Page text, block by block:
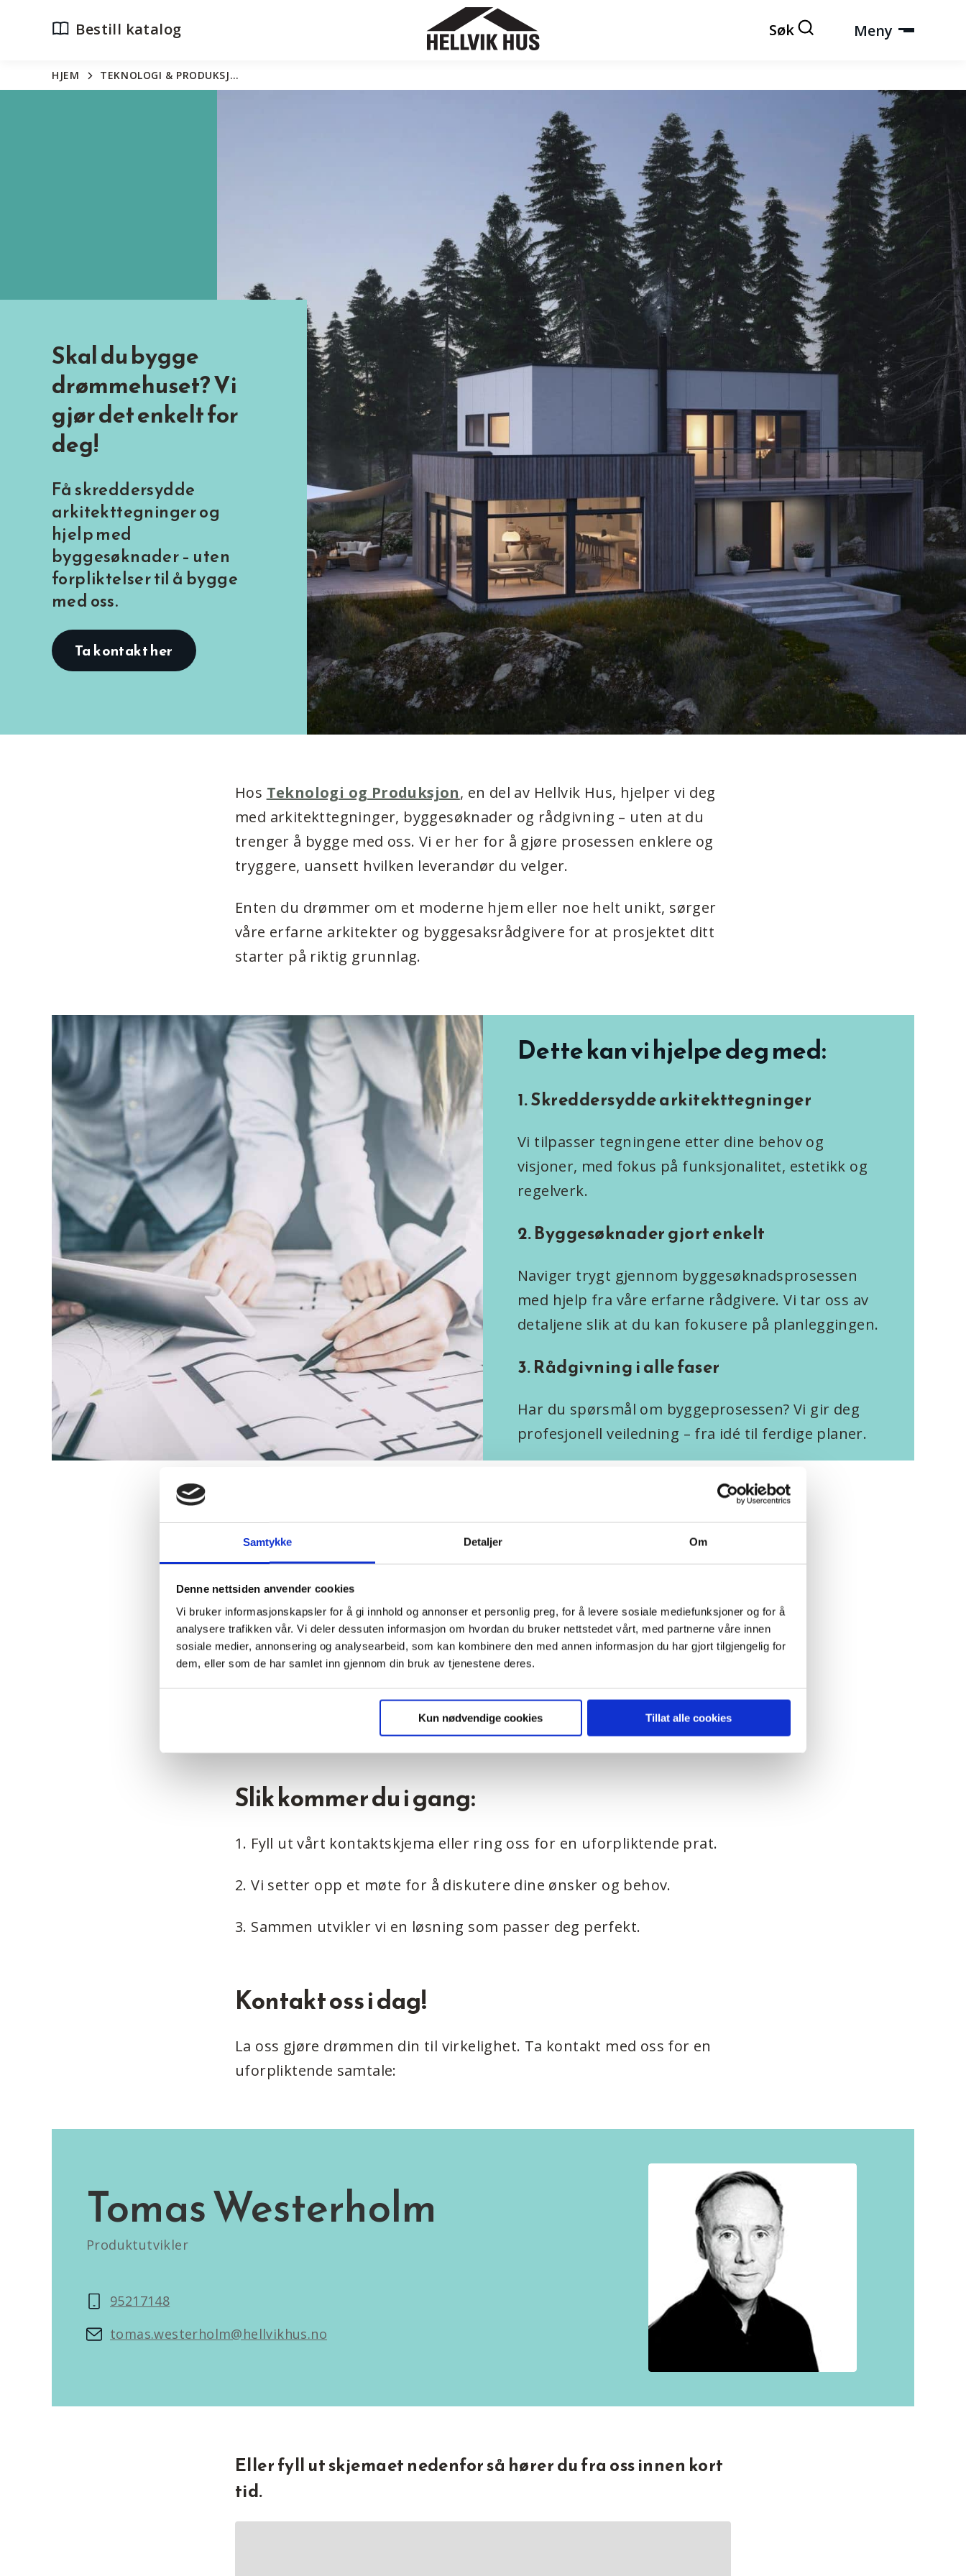
Samtykke Detaljer Om
Denne nettsiden anvender cookies
Vi bruker informasjonskapsler for å gi innhold og annonser et personlig preg, for å levere sosiale mediefunksjoner og for å
analysere trafikken vår. Vi deler dessuten informasjon om hvordan du bruker nettstedet vårt, med partnerne våre innen
sosiale medier, annonsering og analysearbeid, som kan kombinere den med annen informasjon du har gjort tilgjengelig for
dem, eller som de har samlet inn gjennom din bruk av tjenestene deres.
Kun nødvendige cookies Tillat alle cookies
Bestill katalog Søk Meny
HJEM TEKNOLOGI & PRODUKSJ…
Skal du bygge
drømmehuset? Vi
gjør det enkelt for
deg!
Få skreddersydde
arkitekttegninger og
hjelp med
byggesøknader – uten
forpliktelser til å bygge
med oss.
Ta kontakt her
Hos Teknologi og Produksjon, en del av Hellvik Hus, hjelper vi deg
med arkitekttegninger, byggesøknader og rådgivning – uten at du
trenger å bygge med oss. Vi er her for å gjøre prosessen enklere og
tryggere, uansett hvilken leverandør du velger.
Enten du drømmer om et moderne hjem eller noe helt unikt, sørger
våre erfarne arkitekter og byggesaksrådgivere for at prosjektet ditt
starter på riktig grunnlag.
Dette kan vi hjelpe deg med:
1. Skreddersydde arkitekttegninger
Vi tilpasser tegningene etter dine behov og
visjoner, med fokus på funksjonalitet, estetikk og
regelverk.
2. Byggesøknader gjort enkelt
Naviger trygt gjennom byggesøknadsprosessen
med hjelp fra våre erfarne rådgivere. Vi tar oss av
detaljene slik at du kan fokusere på planleggingen.
3. Rådgivning i alle faser
Har du spørsmål om byggeprosessen? Vi gir deg
profesjonell veiledning – fra idé til ferdige planer.
Hvorfor velge oss?
•Erfaring du kan stole på:Vi har hjulpet utallige kunder med å
realisere sine byggeprosjekter.
•Ingen forpliktelser:Du står fritt til å velge leverandør – vår jobb er
å hjelpe deg i gang.
Vi tar hånd om alt det kompliserte, så du slipper
Slik kommer du i gang:
1. Fyll ut vårt kontaktskjema eller ring oss for en uforpliktende prat.
2. Vi setter opp et møte for å diskutere dine ønsker og behov.
3. Sammen utvikler vi en løsning som passer deg perfekt.
Kontakt oss i dag!
La oss gjøre drømmen din til virkelighet. Ta kontakt med oss for en
uforpliktende samtale:
Tomas Westerholm
Produktutvikler
95217148
tomas.westerholm@hellvikhus.no
Eller fyll ut skjemaet nedenfor så hører du fra oss innen kort
tid.